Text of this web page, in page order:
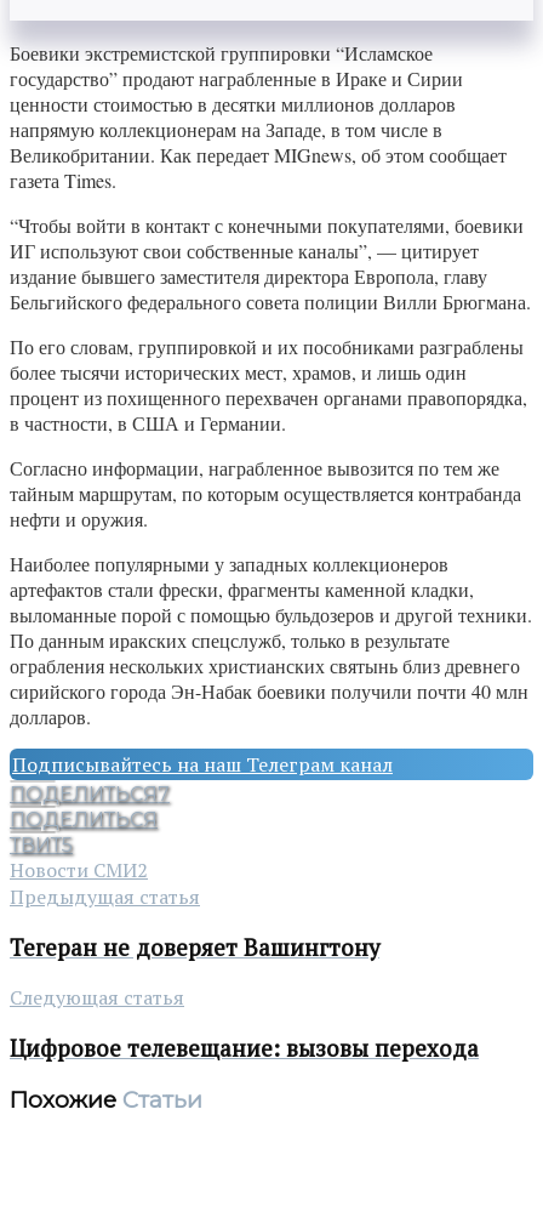
Боевики экстремистской группировки “Исламское
государство” продают награбленные в Ираке и Сирии
ценности стоимостью в десятки миллионов долларов
напрямую коллекционерам на Западе, в том числе в
Великобритании. Как передает MIGnews, об этом сообщает
газета Times.
“Чтобы войти в контакт с конечными покупателями, боевики
ИГ используют свои собственные каналы”, — цитирует
издание бывшего заместителя директора Европола, главу
Бельгийского федерального совета полиции Вилли Брюгмана.
По его словам, группировкой и их пособниками разграблены
более тысячи исторических мест, храмов, и лишь один
процент из похищенного перехвачен органами правопорядка,
в частности, в США и Германии.
Согласно информации, награбленное вывозится по тем же
тайным маршрутам, по которым осуществляется контрабанда
нефти и оружия.
Наиболее популярными у западных коллекционеров
артефактов стали фрески, фрагменты каменной кладки,
выломанные порой с помощью бульдозеров и другой техники.
По данным иракских спецслужб, только в результате
ограбления нескольких христианских святынь близ древнего
сирийского города Эн-Набак боевики получили почти 40 млн
долларов.
Подписывайтесь на наш Телеграм канал
ПОДЕЛИТЬСЯ7
ПОДЕЛИТЬСЯ
ТВИТ5
Новости СМИ2
Предыдущая статья
Тегеран не доверяет Вашингтону
Следующая статья
Цифровое телевещание: вызовы перехода
Похожие Статьи